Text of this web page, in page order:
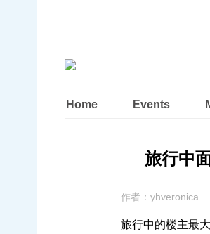
Home Events
旅行中
作者： yhveronica
旅行中的楼主最